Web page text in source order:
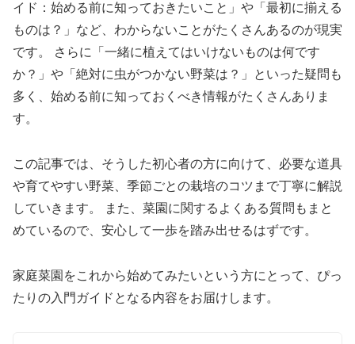
イド：始める前に知っておきたいこと」や「最初に揃える
ものは？」など、わからないことがたくさんあるのが現実
です。 さらに「一緒に植えてはいけないものは何です
か？」や「絶対に虫がつかない野菜は？」といった疑問も
多く、始める前に知っておくべき情報がたくさんありま
す。
この記事では、そうした初心者の方に向けて、必要な道具
や育てやすい野菜、季節ごとの栽培のコツまで丁寧に解説
していきます。 また、菜園に関するよくある質問もまと
めているので、安心して一歩を踏み出せるはずです。
家庭菜園をこれから始めてみたいという方にとって、ぴっ
たりの入門ガイドとなる内容をお届けします。